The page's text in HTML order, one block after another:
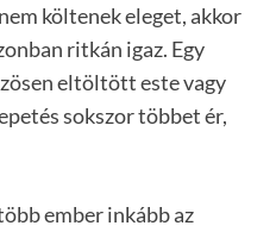
költenek eleget, akkor
ritkán igaz. Egy
eltöltött este vagy
sokszor többet ér,
ember inkább az